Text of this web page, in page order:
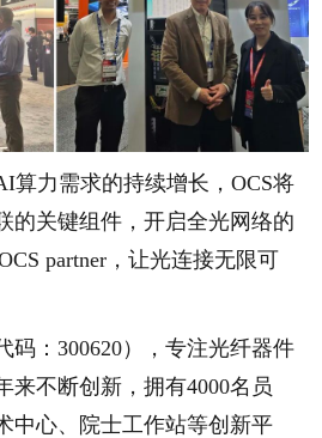
力需求的持续增长，OCS将
的关键组件，开启全光网络的
partner，让光连接无限可
：300620），专注光纤器件
来不断创新，拥有4000名员
中心、院士工作站等创新平